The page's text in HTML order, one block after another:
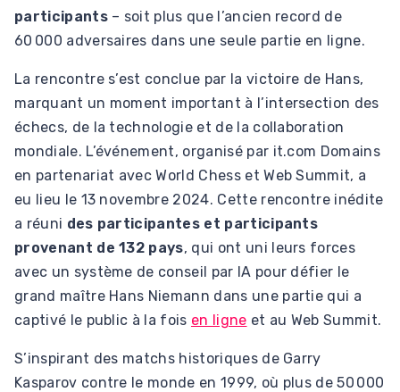
participants– soit plus que l’ancien record de
60 000 adversaires dans une seule partie en ligne.
La rencontre s’est conclue par la victoire de Hans,
marquant un moment important à l’intersection des
échecs, de la technologie et de la collaboration
mondiale. L’événement, organisé par it.com Domains
en partenariat avec World Chess et Web Summit, a
eu lieu le 13 novembre 2024. Cette rencontre inédite
a réuni des participantes et participants
provenant de 132 pays, qui ont uni leurs forces
avec un système de conseil par IA pour défier le
grand maître Hans Niemann dans une partie qui a
captivé le public à la fois en ligne et au Web Summit.
S’inspirant des matchs historiques de Garry
Kasparov contre le monde en 1999, où plus de 50 000